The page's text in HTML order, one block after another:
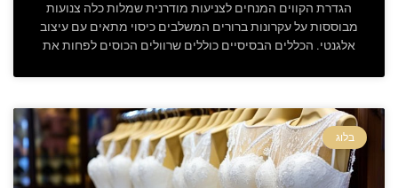
הגדרת הקווים המנחים לצניעות מודרנית שמלות כלה צנועות
מבוססות על עקרונות ברורים המשלבים כיסוי מתאים עם עיצוב
אלגנטי. הכללים הבסיסיים כוללים שרוולים הכוסים לפחות את
בלוג